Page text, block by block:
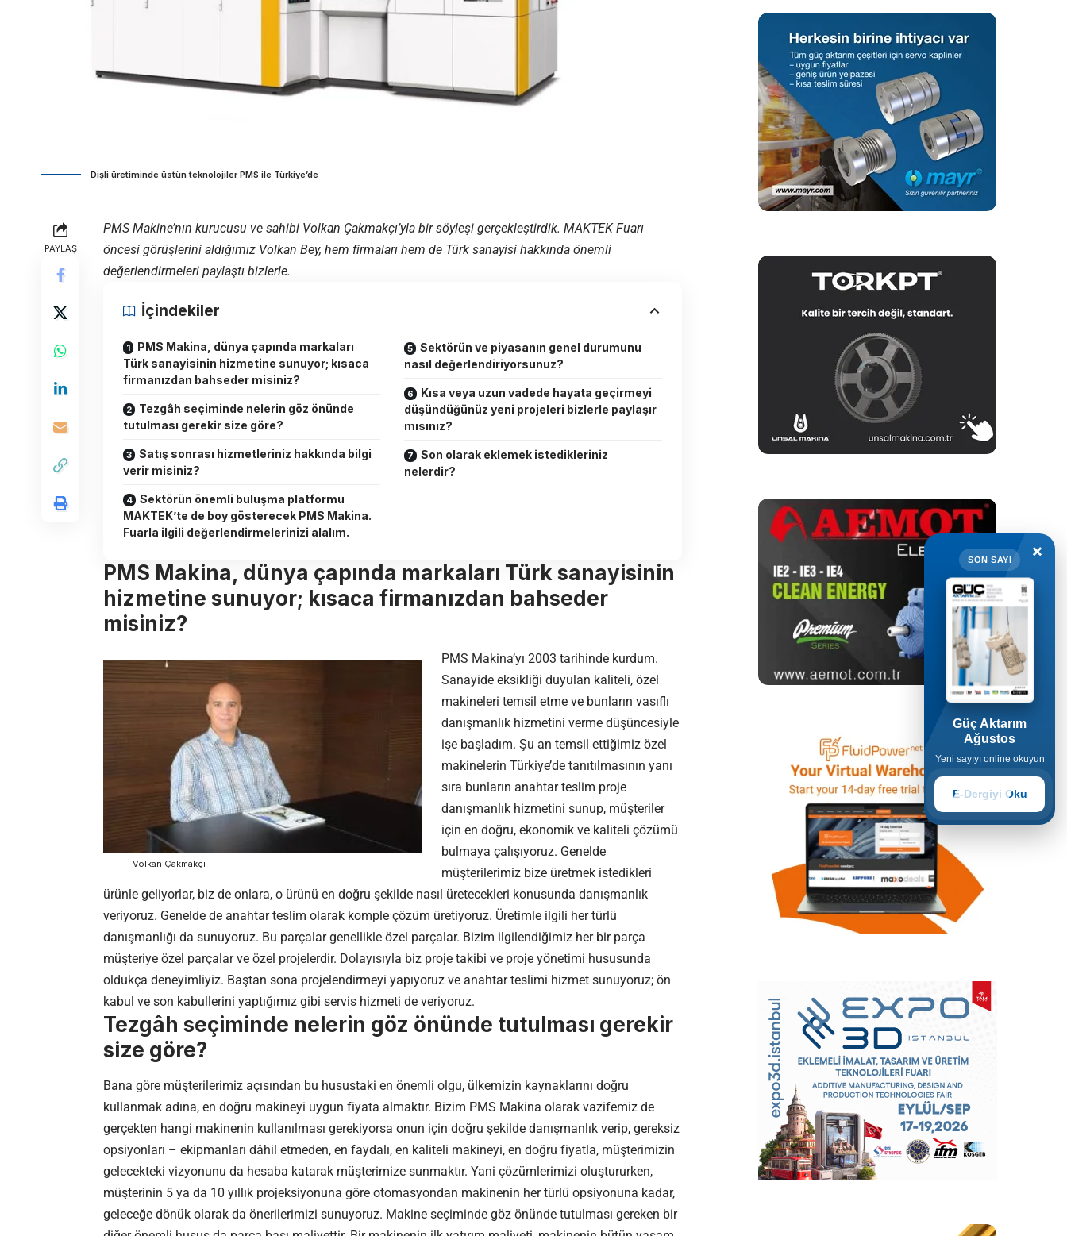
Dişli üretiminde üstün teknolojiler PMS ile Türkiye’de
PAYLAŞ
PMS Makine’nın kurucusu ve sahibi Volkan Çakmakçı’yla bir söyleşi gerçekleştirdik. MAKTEK Fuarı
öncesi görüşlerini aldığımız Volkan Bey, hem firmaları hem de Türk sanayisi hakkında önemli
değerlendirmeleri paylaştı bizlerle.
İçindekiler
PMS Makina, dünya çapında markaları
Türk sanayisinin hizmetine sunuyor; kısaca
firmanızdan bahseder misiniz?
Tezgâh seçiminde nelerin göz önünde
tutulması gerekir size göre?
Satış sonrası hizmetleriniz hakkında bilgi
verir misiniz?
Sektörün önemli buluşma platformu
MAKTEK’te de boy gösterecek PMS Makina.
Fuarla ilgili değerlendirmelerinizi alalım.
Sektörün ve piyasanın genel durumunu
nasıl değerlendiriyorsunuz?
Kısa veya uzun vadede hayata geçirmeyi
düşündüğünüz yeni projeleri bizlerle paylaşır
mısınız?
Son olarak eklemek istedikleriniz
nelerdir?
PMS Makina, dünya çapında markaları Türk sanayisinin
hizmetine sunuyor; kısaca firmanızdan bahseder
misiniz?
Volkan Çakmakçı
PMS Makina’yı 2003 tarihinde kurdum.
Sanayide eksikliği duyulan kaliteli, özel
makineleri temsil etme ve bunların vasıflı
danışmanlık hizmetini verme düşüncesiyle
işe başladım. Şu an temsil ettiğimiz özel
makinelerin Türkiye’de tanıtılmasının yanı
sıra bunların anahtar teslim proje
danışmanlık hizmetini sunup, müşteriler
için en doğru, ekonomik ve kaliteli çözümü
bulmaya çalışıyoruz. Genelde
müşterilerimiz bize üretmek istedikleri
ürünle geliyorlar, biz de onlara, o ürünü en doğru şekilde nasıl üretecekleri konusunda danışmanlık
veriyoruz. Genelde de anahtar teslim olarak komple çözüm üretiyoruz. Üretimle ilgili her türlü
danışmanlığı da sunuyoruz. Bu parçalar genellikle özel parçalar. Bizim ilgilendiğimiz her bir parça
müşteriye özel parçalar ve özel projelerdir. Dolayısıyla biz proje takibi ve proje yönetimi hususunda
oldukça deneyimliyiz. Baştan sona projelendirmeyi yapıyoruz ve anahtar teslimi hizmet sunuyoruz; ön
kabul ve son kabullerini yaptığımız gibi servis hizmeti de veriyoruz.
Tezgâh seçiminde nelerin göz önünde tutulması gerekir
size göre?
Bana göre müşterilerimiz açısından bu husustaki en önemli olgu, ülkemizin kaynaklarını doğru
kullanmak adına, en doğru makineyi uygun fiyata almaktır. Bizim PMS Makina olarak vazifemiz de
gerçekten hangi makinenin kullanılması gerekiyorsa onun için doğru şekilde danışmanlık verip, gereksiz
opsiyonları – ekipmanları dâhil etmeden, en faydalı, en kaliteli makineyi, en doğru fiyatla, müşterimizin
gelecekteki vizyonunu da hesaba katarak müşterimize sunmaktır. Yani çözümlerimizi oluştururken,
müşterinin 5 ya da 10 yıllık projeksiyonuna göre otomasyondan makinenin her türlü opsiyonuna kadar,
geleceğe dönük olarak da önerilerimizi sunuyoruz. Makine seçiminde göz önünde tutulması gereken bir
×
SON SAYI
Güç Aktarım
Ağustos
Yeni sayıyı online okuyun
E-Dergiyi Oku